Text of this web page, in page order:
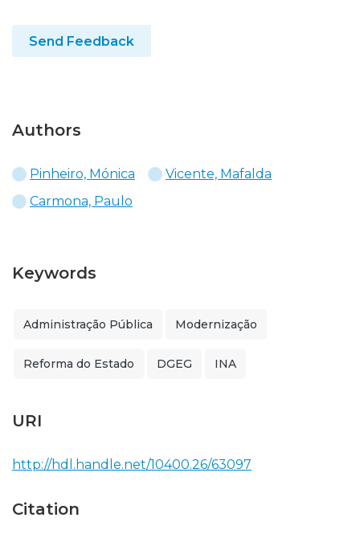
Send Feedback
Authors
Pinheiro, Mónica
Vicente, Mafalda
Carmona, Paulo
Keywords
Administração Pública Modernização
Reforma do Estado DGEG INA
URI
http://hdl.handle.net/10400.26/63097
Citation